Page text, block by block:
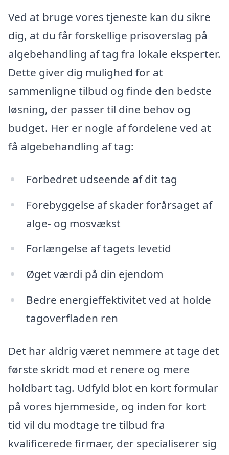
Ved at bruge vores tjeneste kan du sikre
dig, at du får forskellige prisoverslag på
algebehandling af tag fra lokale eksperter.
Dette giver dig mulighed for at
sammenligne tilbud og finde den bedste
løsning, der passer til dine behov og
budget. Her er nogle af fordelene ved at
få algebehandling af tag:
Forbedret udseende af dit tag
Forebyggelse af skader forårsaget af
alge- og mosvækst
Forlængelse af tagets levetid
Øget værdi på din ejendom
Bedre energieffektivitet ved at holde
tagoverfladen ren
Det har aldrig været nemmere at tage det
første skridt mod et renere og mere
holdbart tag. Udfyld blot en kort formular
på vores hjemmeside, og inden for kort
tid vil du modtage tre tilbud fra
kvalificerede firmaer, der specialiserer sig